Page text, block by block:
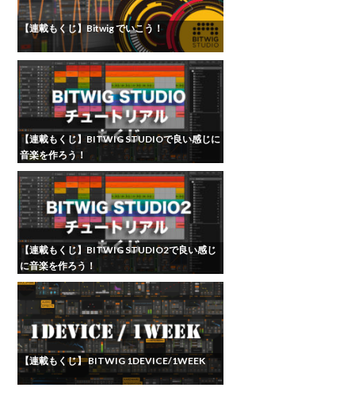
【連載もくじ】Bitwig でいこう！
【連載もくじ】BITWIG STUDIOで良い感じに
音楽を作ろう！
【連載もくじ】BITWIG STUDIO2で良い感じ
に音楽を作ろう！
【連載もくじ】 BITWIG 1DEVICE/1WEEK